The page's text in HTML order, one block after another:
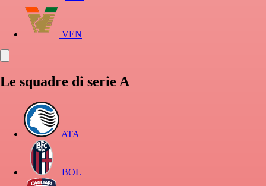
VEN
Le squadre di serie A
ATA
BOL